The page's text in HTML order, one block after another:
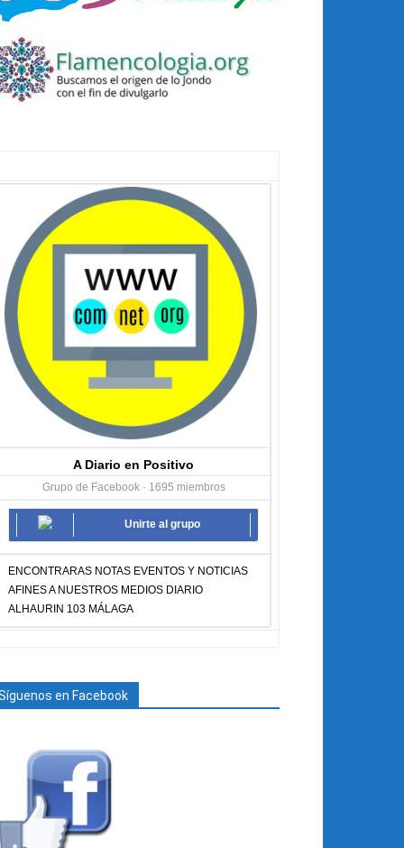
A Diario en Positivo
Grupo de Facebook · 1695 miembros
Unirte al grupo
ENCONTRARAS NOTAS EVENTOS Y NOTICIAS
AFINES A NUESTROS MEDIOS DIARIO
ALHAURIN 103 MÁLAGA
en Facebook